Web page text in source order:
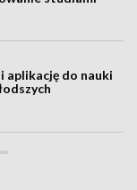
aplikację do nauki